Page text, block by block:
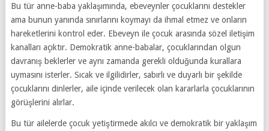
Bu tür anne-baba yaklaşımında, ebeveynler çocuklarını destekler
ama bunun yanında sınırlarını koymayı da ihmal etmez ve onların
hareketlerini kontrol eder. Ebeveyn ile çocuk arasında sözel iletişim
kanalları açıktır. Demokratik anne-babalar, çocuklarından olgun
davranış beklerler ve aynı zamanda gerekli olduğunda kurallara
uymasını isterler. Sıcak ve ilgilidirler, sabırlı ve duyarlı bir şekilde
çocuklarını dinlerler, aile içinde verilecek olan kararlarla çocuklarının
görüşlerini alırlar.
Bu tür ailelerde çocuk yetiştirmede akılcı ve demokratik bir yaklaşım